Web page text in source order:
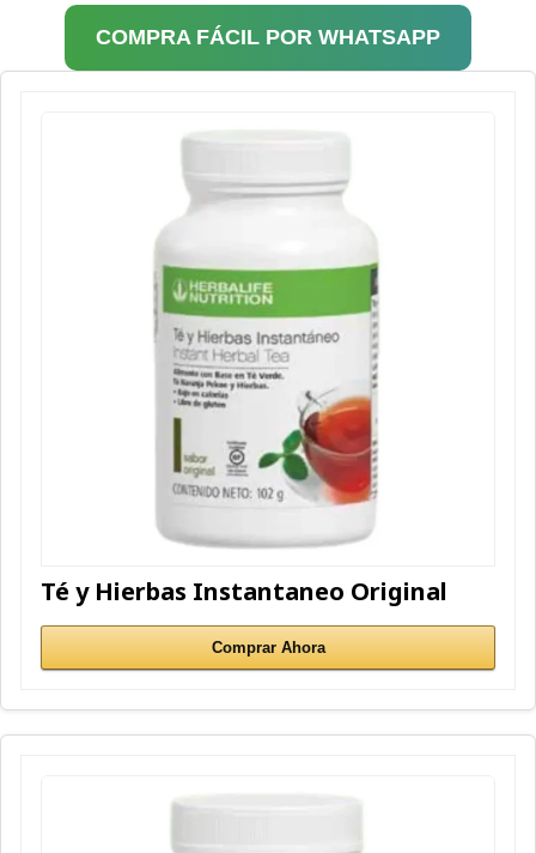
COMPRA FÁCIL POR WHATSAPP
Té y Hierbas Instantaneo Original
Comprar Ahora